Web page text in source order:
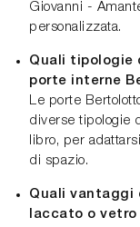
Giovanni -
personalizzata.
Quali tipologie
porte interne
Le porte
diverse tipologie
libro, per
di spazio.
Quali vantaggi
laccato o